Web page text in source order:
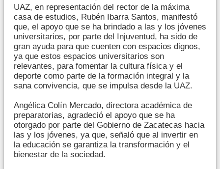
UAZ, en representación del rector de la máxima
casa de estudios, Rubén Ibarra Santos, manifestó
que, el apoyo que se ha brindado a las y los jóvenes
universitarios, por parte del Injuventud, ha sido de
gran ayuda para que cuenten con espacios dignos,
ya que estos espacios universitarios son
relevantes, para fomentar la cultura física y el
deporte como parte de la formación integral y la
sana convivencia, que se impulsa desde la UAZ.
Angélica Colín Mercado, directora académica de
preparatorias, agradeció el apoyo que se ha
otorgado por parte del Gobierno de Zacatecas hacia
las y los jóvenes, ya que, señaló que al invertir en
la educación se garantiza la transformación y el
bienestar de la sociedad.